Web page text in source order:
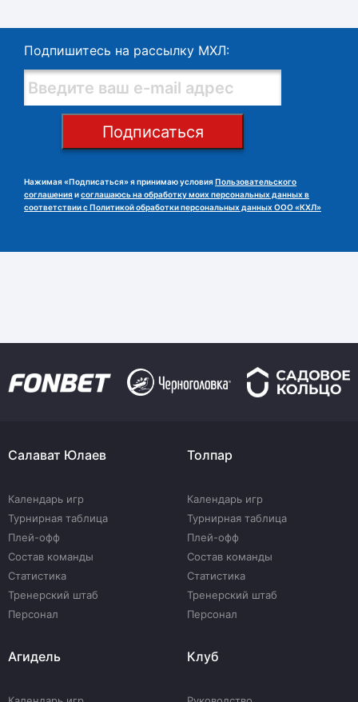
Подпишитесь на рассылку МХЛ:
Подписаться
Нажимая «Подписаться» я принимаю условия Пользовательского
соглашения исоглашаюсь на обработку моих персональных данных в
соответствии с Политикой обработки персональных данных ООО «КХЛ»
Салават Юлаев
Календарь игр
Турнирная таблица
Плей-офф
Состав команды
Статистика
Тренерский штаб
Персонал
Толпар
Календарь игр
Турнирная таблица
Плей-офф
Состав команды
Статистика
Тренерский штаб
Персонал
Агидель Клуб